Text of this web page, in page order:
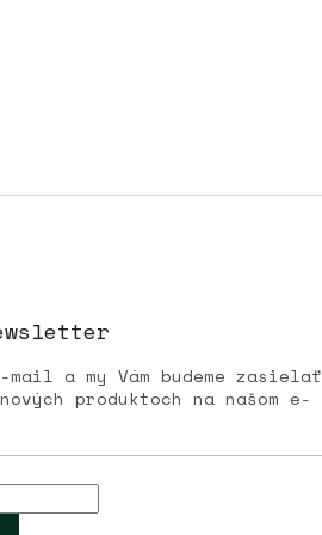
a my Vám budeme zasielať
produktoch na našom e-